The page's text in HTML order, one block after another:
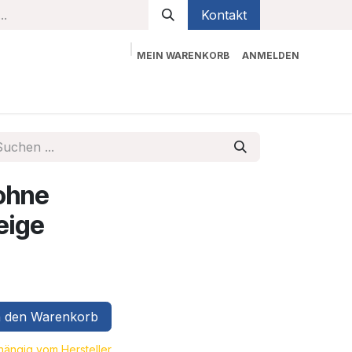
Kontakt
MEIN WARENKORB ANMELDEN
Warenkorb
vom Hersteller